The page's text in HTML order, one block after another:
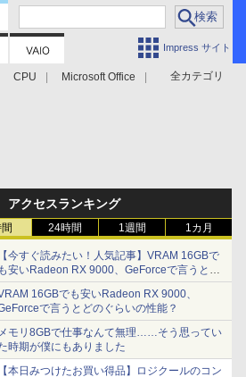
Impress サイト
全カテゴリ
CPU Microsoft Office
アクセスランキング
24時間 1週間 1カ月
今すぐ読みたい！人気記事】VRAM 16GBで
安いRadeon RX 9000、GeForceで言うとど
ぐらいの性能？ - PC Watch
16GBでも安いRadeon RX 9000、
で言うとどのぐらいの性能？
モリ8GBで仕事なんて無理……そう思ってい
時期が僕にもありました
本日みつけたお買い得品】ロジクールのコン